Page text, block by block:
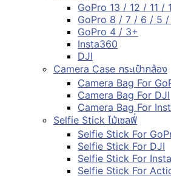
GoPro 13 / 12 / 11 /
GoPro 8 / 7 / 6 / 5
GoPro 4 / 3+
Insta360
DJI
Camera Case กระเป๋ากล้อง
Camera Bag For
Camera Bag For DJI
Camera Bag For
Selfie Stick ไม้เซลฟี่
Selfie Stick For
Selfie Stick For DJI
Selfie Stick For
Selfie Stick For